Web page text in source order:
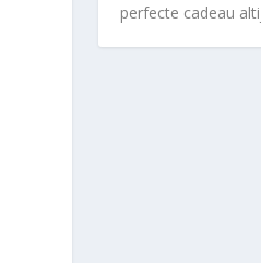
perfecte cadeau